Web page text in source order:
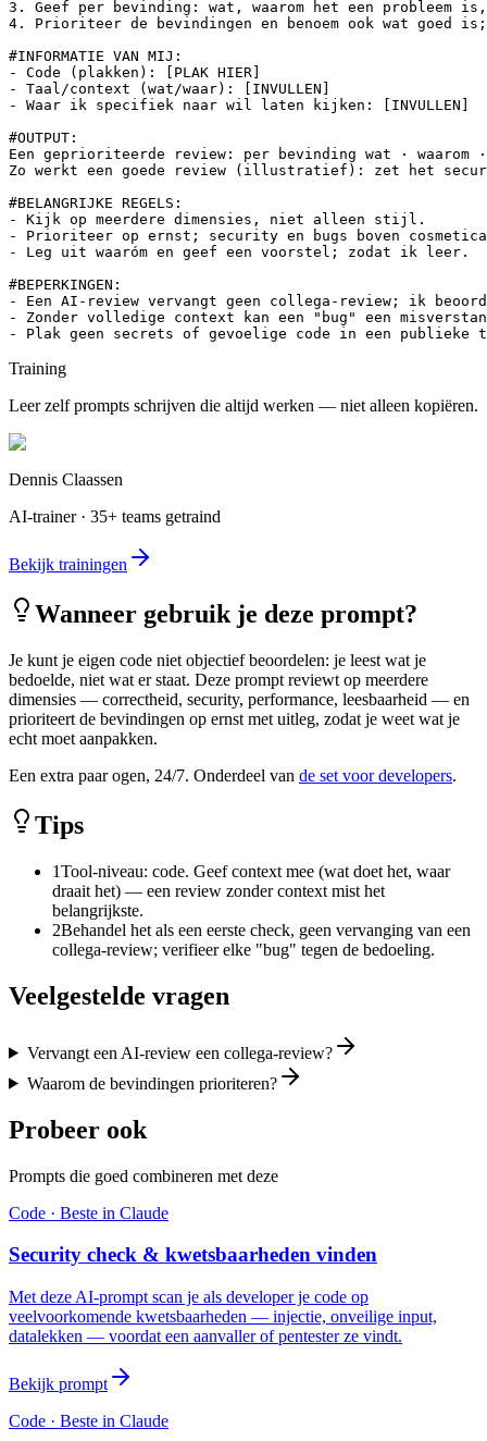
3. Geef per bevinding: wat, waarom het een
4. Prioriteer de bevindingen en benoem ook wat goed
#INFORMATIE VAN MIJ:
- Code (plakken): [PLAK HIER]
- Taal/context (wat/waar): [INVULLEN]
- Waar ik specifiek naar wil laten kijken: [INVULLEN]
#OUTPUT:
Een geprioriteerde review: per bevinding wat ·
Zo werkt een goede review (illustratief): zet het
#BELANGRIJKE REGELS:
- Kijk op meerdere dimensies, niet alleen stijl.
- Prioriteer op ernst; security en bugs boven
- Leg uit waaróm en geef een voorstel; zodat ik leer.
#BEPERKINGEN:
- Een AI-review vervangt geen collega-review; ik
- Zonder volledige context kan een "bug" een
- Plak geen secrets of gevoelige code in een publieke
Training
Leer zelf prompts schrijven die altijd werken — niet alleen kopiëren.
Dennis Claassen
AI-trainer · 35+ teams getraind
Bekijk trainingen
Wanneer gebruik je deze prompt?
Je kunt je eigen code niet objectief beoordelen: je leest wat je
bedoelde, niet wat er staat. Deze prompt reviewt op meerdere
dimensies — correctheid, security, performance, leesbaarheid — en
prioriteert de bevindingen op ernst met uitleg, zodat je weet wat je
echt moet aanpakken.
Een extra paar ogen, 24/7. Onderdeel van de set voor developers.
Tips
1Tool-niveau: code. Geef context mee (wat doet het, waar
draait het) — een review zonder context mist het
belangrijkste.
2Behandel het als een eerste check, geen vervanging van een
collega-review; verifieer elke "bug" tegen de bedoeling.
Veelgestelde vragen
Vervangt een AI-review een collega-review?
Waarom de bevindingen prioriteren?
Probeer ook
Prompts die goed combineren met deze
Code · Beste in Claude
Security check & kwetsbaarheden vinden
Met deze AI-prompt scan je als developer je code op
veelvoorkomende kwetsbaarheden — injectie, onveilige input,
datalekken — voordat een aanvaller of pentester ze vindt.
Bekijk prompt
Code · Beste in Claude